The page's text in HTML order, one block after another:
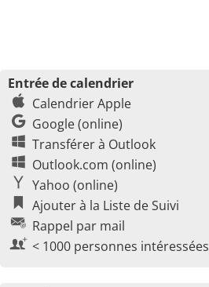
Entrée de calendrier
Calendrier Apple
Google (online)
Transférer à Outlook
Outlook.com (online)
Yahoo (online)
Ajouter à la Liste de Suivi
Rappel par mail
< 1000 personnes intéressées